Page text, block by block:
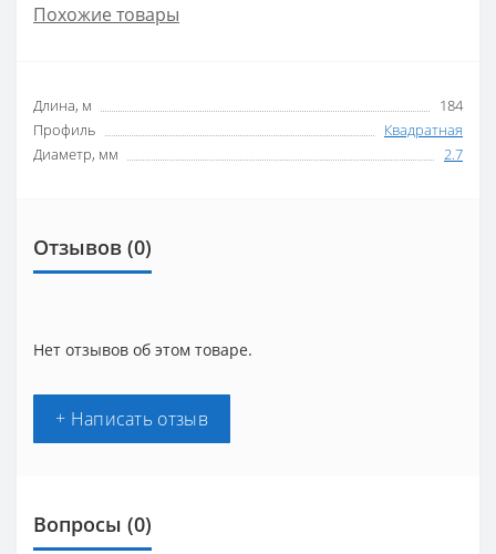
Похожие товары
Длина, м
184
Профиль
Квадратная
Диаметр, мм
2.7
Отзывов (0)
Нет отзывов об этом товаре.
+ Написать отзыв
Вопросы (0)